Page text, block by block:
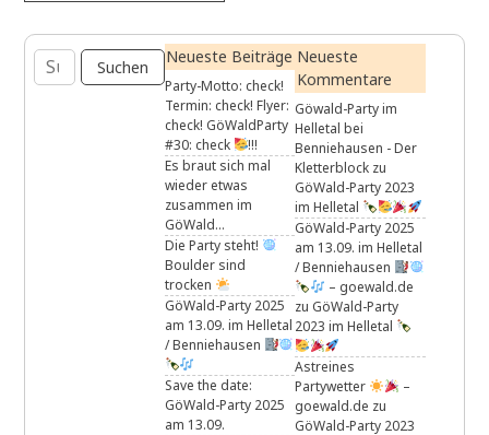
Suchen
nach:
Neueste Beiträge
Party-Motto: check!
Termin: check! Flyer:
check! GöWaldParty
#30: check
!!!
Es braut sich mal
wieder etwas
zusammen im
GöWald…
Die Party steht!
Boulder sind
trocken
GöWald-Party 2025
am 13.09. im Helletal
/ Benniehausen
Save the date:
GöWald-Party 2025
am 13.09.
Neueste
Kommentare
Göwald-Party im
Helletal bei
Benniehausen - Der
Kletterblock zu
GöWald-Party 2023
im Helletal
GöWald-Party 2025
am 13.09. im Helletal
/ Benniehausen
– goewald.de
zu GöWald-Party
2023 im Helletal
Astreines
Partywetter
–
goewald.de zu
GöWald-Party 2023